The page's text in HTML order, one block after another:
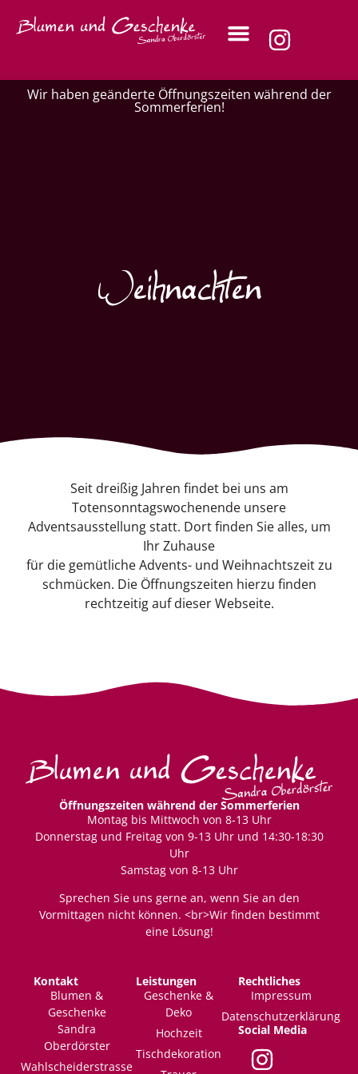
Wir haben geänderte Öffnungszeiten während der
Sommerferien!
Weihnachten
Seit dreißig Jahren findet bei uns am
Totensonntagswochenende unsere
Adventsausstellung statt. Dort finden Sie alles, um
Ihr Zuhause
für die gemütliche Advents- und Weihnachtszeit zu
schmücken. Die Öffnungszeiten hierzu finden
rechtzeitig auf dieser Webseite.
Öffnungszeiten während der Sommerferien
Montag bis Mittwoch von 8-13 Uhr
Donnerstag und Freitag von 9-13 Uhr und 14:30-18:30
Uhr
Samstag von 8-13 Uhr
Sprechen Sie uns gerne an, wenn Sie an den
Vormittagen nicht können. <br>Wir finden bestimmt
eine Lösung!
Kontakt
Blumen &
Geschenke
Sandra
Oberdörster
Wahlscheiderstrasse
Leistungen
Geschenke &
Deko
Hochzeit
Tischdekoration
Rechtliches
Impressum
Datenschutzerklärung
Social Media